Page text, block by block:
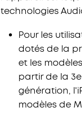
technologies
Pour les
dotés de la
et les
partir de la
génération,
modèles de